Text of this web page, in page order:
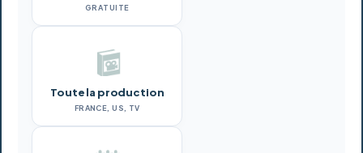
GRATUITE
Toute la production
FRANCE, US, TV